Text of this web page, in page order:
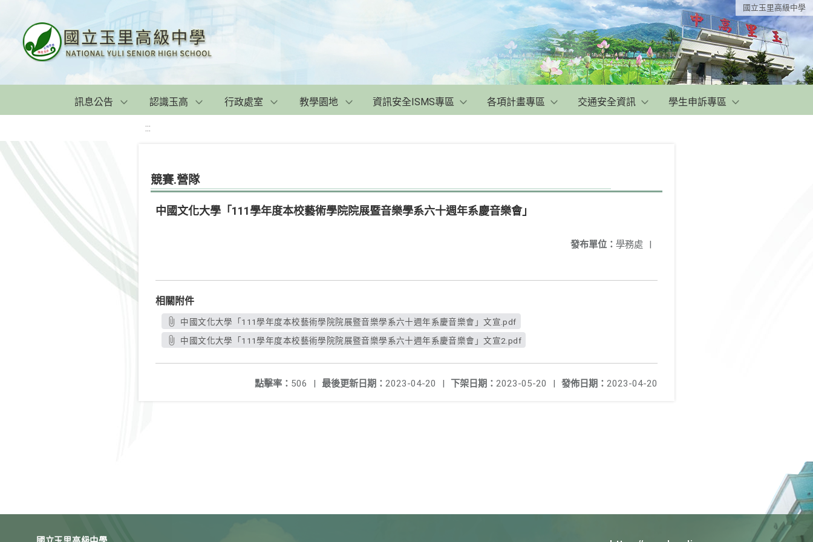
國立玉里高級中學
訊息公告 認識玉高 行政處室 教學園地 資訊安全ISMS專區 各項計畫專區 交通安全資訊 學生申訴專區
:::
競賽.營隊
中國文化大學「111學年度本校藝術學院院展暨音樂學系六十週年系慶音樂會」
發布單位： 學務處 |
相關附件
中國文化大學「111學年度本校藝術學院院展暨音樂學系六十週年系慶音樂會」文宣.pdf
中國文化大學「111學年度本校藝術學院院展暨音樂學系六十週年系慶音樂會」文宣2.pdf
發佈日期： 2023-04-20
下架日期： 2023-05-20 |
最後更新日期： 2023-04-20 |
點擊率： 506 |